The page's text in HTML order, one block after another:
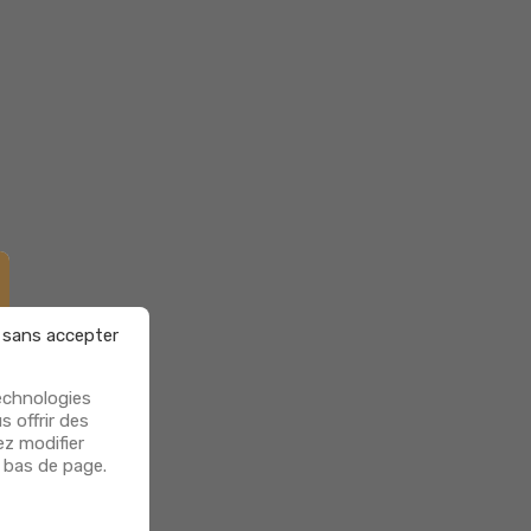
accepter
offrir des
modifier
de page.